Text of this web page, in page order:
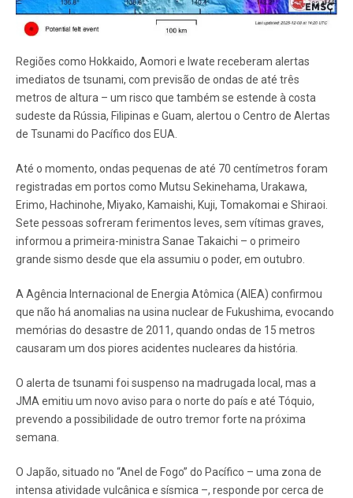
Regiões como Hokkaido, Aomori e Iwate receberam alertas
imediatos de tsunami, com previsão de ondas de até três
metros de altura – um risco que também se estende à costa
sudeste da Rússia, Filipinas e Guam, alertou o Centro de Alertas
de Tsunami do Pacífico dos EUA.
Até o momento, ondas pequenas de até 70 centímetros foram
registradas em portos como Mutsu Sekinehama, Urakawa,
Erimo, Hachinohe, Miyako, Kamaishi, Kuji, Tomakomai e Shiraoi.
Sete pessoas sofreram ferimentos leves, sem vítimas graves,
informou a primeira-ministra Sanae Takaichi – o primeiro
grande sismo desde que ela assumiu o poder, em outubro.
A Agência Internacional de Energia Atômica (AIEA) confirmou
que não há anomalias na usina nuclear de Fukushima, evocando
memórias do desastre de 2011, quando ondas de 15 metros
causaram um dos piores acidentes nucleares da história.
O alerta de tsunami foi suspenso na madrugada local, mas a
JMA emitiu um novo aviso para o norte do país e até Tóquio,
prevendo a possibilidade de outro tremor forte na próxima
semana.
O Japão, situado no “Anel de Fogo” do Pacífico – uma zona de
intensa atividade vulcânica e sísmica –, responde por cerca de